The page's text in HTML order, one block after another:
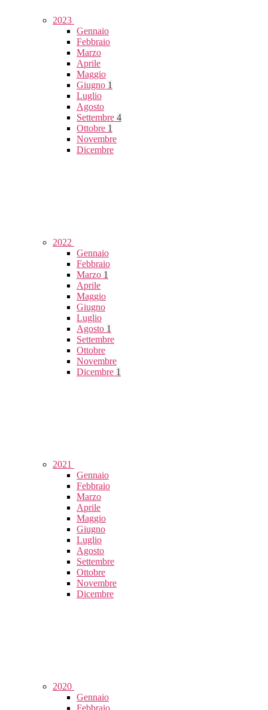
2023
Gennaio
Febbraio
Marzo
Aprile
Maggio
Giugno 1
Luglio
Agosto
Settembre 4
Ottobre 1
Novembre
Dicembre
2022
Gennaio
Febbraio
Marzo 1
Aprile
Maggio
Giugno
Luglio
Agosto 1
Settembre
Ottobre
Novembre
Dicembre 1
2021
Gennaio
Febbraio
Marzo
Aprile
Maggio
Giugno
Luglio
Agosto
Settembre
Ottobre
Novembre
Dicembre
2020
Gennaio